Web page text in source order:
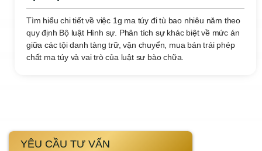
Tìm hiểu chi tiết về việc 1g ma túy đi tù bao nhiêu năm theo
quy định Bộ luật Hình sự. Phân tích sự khác biệt về mức án
giữa các tội danh tàng trữ, vận chuyển, mua bán trái phép
chất ma túy và vai trò của luật sư bào chữa.
YÊU CẦU TƯ VẤN